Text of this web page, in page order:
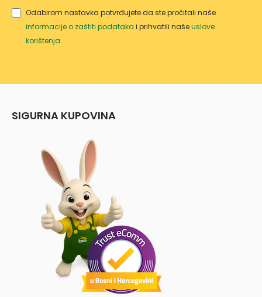
Odabirom nastavka potvrđujete da ste pročitali naše
informacije o zaštiti podataka i prihvatili našeuslove
korištenja.
SIGURNA KUPOVINA